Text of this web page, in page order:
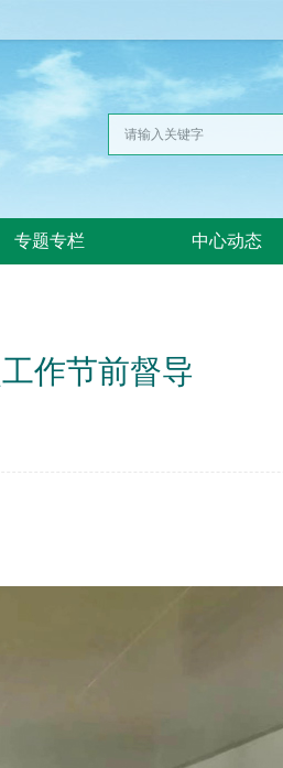
专题专栏 中心动态
作节前督导